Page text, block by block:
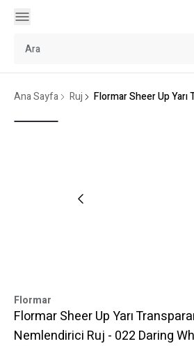
Ana Sayfa Ruj Flormar Sheer Up
Flormar
Flormar Sheer Up Yarı
Nemlendirici Ruj - 022 Daring